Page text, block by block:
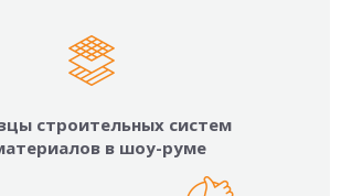
строительных систем
в шоу-руме